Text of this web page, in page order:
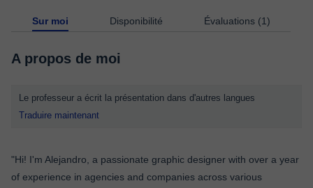
Sur moi Disponibilité Évaluations (1)
A propos de moi
Le professeur a écrit la présentation dans d'autres langues
Traduire maintenant
"Hi! I'm Alejandro, a passionate graphic designer with over a year
of experience in agencies and companies across various